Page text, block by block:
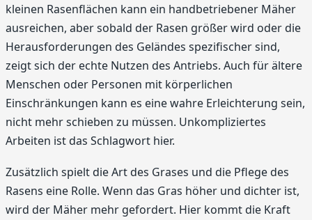
kleinen Rasenflächen kann ein handbetriebener Mäher
ausreichen, aber sobald der Rasen größer wird oder die
Herausforderungen des Geländes spezifischer sind,
zeigt sich der echte Nutzen des Antriebs. Auch für ältere
Menschen oder Personen mit körperlichen
Einschränkungen kann es eine wahre Erleichterung sein,
nicht mehr schieben zu müssen. Unkompliziertes
Arbeiten ist das Schlagwort hier.
Zusätzlich spielt die Art des Grases und die Pflege des
Rasens eine Rolle. Wenn das Gras höher und dichter ist,
wird der Mäher mehr gefordert. Hier kommt die Kraft